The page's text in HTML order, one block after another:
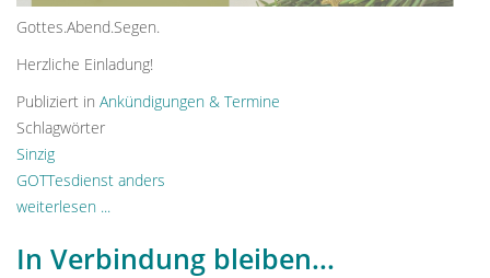
Gottes.Abend.Segen.
Herzliche Einladung!
Publiziert in Ankündigungen & Termine
Schlagwörter
Sinzig
GOTTesdienst anders
weiterlesen ...
In Verbindung bleiben...